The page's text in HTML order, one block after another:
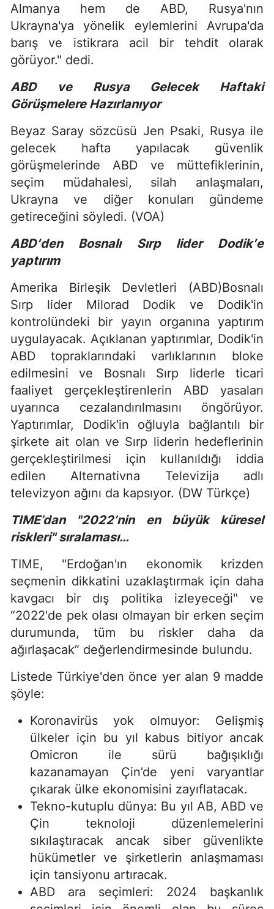
Almanya hem de ABD, Rusya'nın
Ukrayna'ya yönelik eylemlerini Avrupa'da
barış ve istikrara acil bir tehdit olarak
görüyor." dedi.
ABD ve Rusya Gelecek Haftaki
Görüşmelere Hazırlanıyor
Beyaz Saray sözcüsü Jen Psaki, Rusya ile
gelecek hafta yapılacak güvenlik
görüşmelerinde ABD ve müttefiklerinin,
seçim müdahalesi, silah anlaşmaları,
Ukrayna ve diğer konuları gündeme
getireceğini söyledi. (VOA)
ABD′den Bosnalı Sırp lider Dodik′e
yaptırım
Amerika Birleşik Devletleri (ABD)Bosnalı
Sırp lider Milorad Dodik ve Dodik'in
kontrolündeki bir yayın organına yaptırım
uygulayacak. Açıklanan yaptırımlar, Dodik'in
ABD topraklarındaki varlıklarının bloke
edilmesini ve Bosnalı Sırp liderle ticari
faaliyet gerçekleştirenlerin ABD yasaları
uyarınca cezalandırılmasını öngörüyor.
Yaptırımlar, Dodik'in oğluyla bağlantılı bir
şirkete ait olan ve Sırp liderin hedeflerinin
gerçekleştirilmesi için kullanıldığı iddia
edilen Alternativna Televizija adlı
televizyon ağını da kapsıyor. (DW Türkçe)
TIME’dan "2022’nin en büyük küresel
riskleri" sıralaması…
TIME, "Erdoğan'ın ekonomik krizden
seçmenin dikkatini uzaklaştırmak için daha
kavgacı bir dış politika izleyeceği" ve
“2022'de pek olası olmayan bir erken seçim
durumunda, tüm bu riskler daha da
ağırlaşacak” değerlendirmesinde bulundu.
Listede Türkiye'den önce yer alan 9 madde
şöyle:
Koronavirüs yok olmuyor: Gelişmiş
ülkeler için bu yıl kabus bitiyor ancak
Omicron ile sürü bağışıklığı
kazanamayan Çin’de yeni varyantlar
çıkarak ülke ekonomisini zayıflatacak.
Tekno-kutuplu dünya: Bu yıl AB, ABD ve
Çin teknoloji düzenlemelerini
sıkılaştıracak ancak siber güvenlikte
hükümetler ve şirketlerin anlaşmaması
için tansiyonu artıracak.
ABD ara seçimleri: 2024 başkanlık